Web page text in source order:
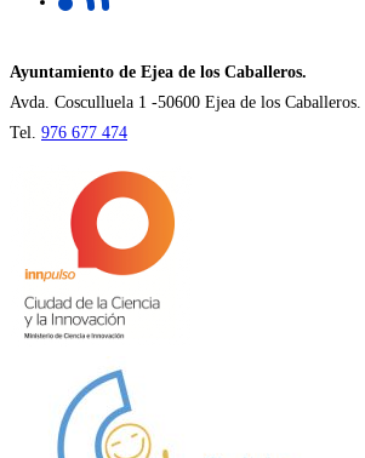
en
nueva
pestaña
Ayuntamiento de Ejea de los Caballeros.
Avda. Cosculluela 1 -50600 Ejea de los Caballeros.
Tel. 976 677 474